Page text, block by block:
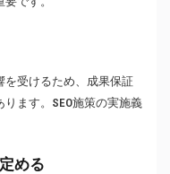
を受けるため、成果保証
ます。SEO施策の実施義
める